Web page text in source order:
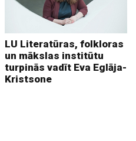
LU Literatūras, folkloras
un mākslas institūtu
turpinās vadīt Eva Eglāja-
Kristsone